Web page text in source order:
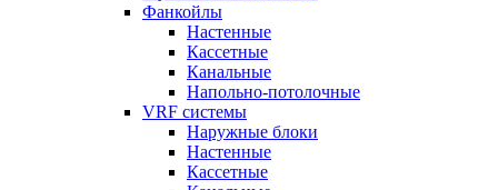
Фанкойлы
Настенные
Кассетные
Канальные
Напольно-потолочные
VRF системы
Наружные блоки
Настенные
Кассетные